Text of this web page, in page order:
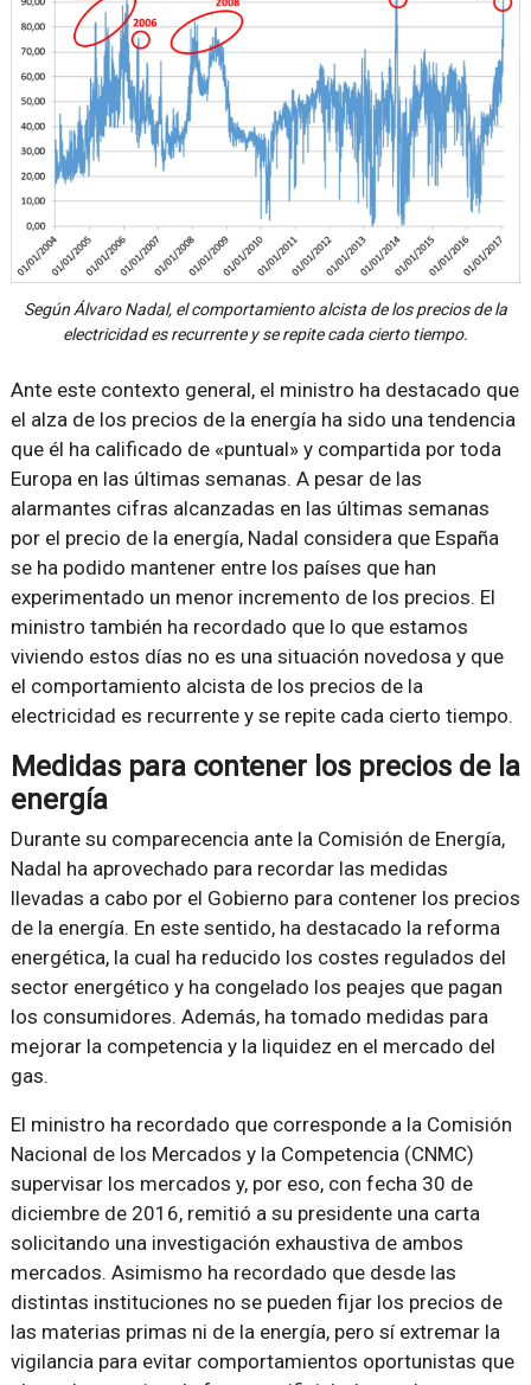
Según Álvaro Nadal, el comportamiento alcista de los precios de la
electricidad es recurrente y se repite cada cierto tiempo.
Ante este contexto general, el ministro ha destacado que
el alza de los precios de la energía ha sido una tendencia
que él ha calificado de «puntual» y compartida por toda
Europa en las últimas semanas. A pesar de las
alarmantes cifras alcanzadas en las últimas semanas
por el precio de la energía, Nadal considera que España
se ha podido mantener entre los países que han
experimentado un menor incremento de los precios. El
ministro también ha recordado que lo que estamos
viviendo estos días no es una situación novedosa y que
el comportamiento alcista de los precios de la
electricidad es recurrente y se repite cada cierto tiempo.
Medidas para contener los precios de la
energía
Durante su comparecencia ante la Comisión de Energía,
Nadal ha aprovechado para recordar las medidas
llevadas a cabo por el Gobierno para contener los precios
de la energía. En este sentido, ha destacado la reforma
energética, la cual ha reducido los costes regulados del
sector energético y ha congelado los peajes que pagan
los consumidores. Además, ha tomado medidas para
mejorar la competencia y la liquidez en el mercado del
gas.
El ministro ha recordado que corresponde a la Comisión
Nacional de los Mercados y la Competencia (CNMC)
supervisar los mercados y, por eso, con fecha 30 de
diciembre de 2016, remitió a su presidente una carta
solicitando una investigación exhaustiva de ambos
mercados. Asimismo ha recordado que desde las
distintas instituciones no se pueden fijar los precios de
las materias primas ni de la energía, pero sí extremar la
vigilancia para evitar comportamientos oportunistas que